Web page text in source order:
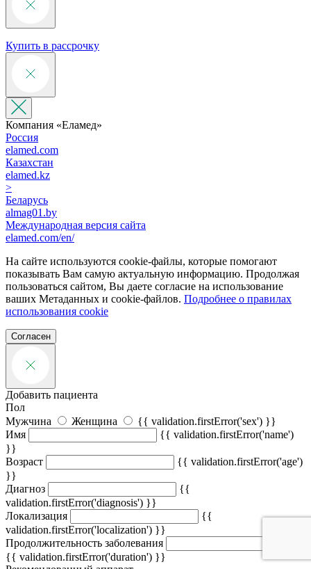
Купить в рассрочку
Компания «‎Еламед»
Россия
elamed.com
Казахстан
elamed.kz
>
Беларусь
almag01.by
Международная версия сайта
elamed.com/en/
На сайте используются cookie-файлы, которые помогают
показывать Вам самую актуальную информацию. Продолжая
пользоваться сайтом, Вы даете согласие на использование
ваших Метаданных и cookie-файлов. Подробнее о правилах
использования cookie
Согласен
Добавить пациента
Пол
Мужчина
Женщина
{{ validation.firstError('sex') }}
Имя
{{ validation.firstError('name')
}}
Возраст
{{ validation.firstError('age')
}}
Диагноз
{{
validation.firstError('diagnosis') }}
Локализация
{{
validation.firstError('localization') }}
Продолжительность заболевания
{{ validation.firstError('duration') }}